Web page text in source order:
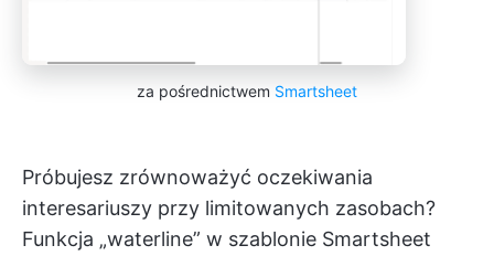
za pośrednictwem Smartsheet
Próbujesz zrównoważyć oczekiwania
interesariuszy przy limitowanych zasobach?
Funkcja „waterline” w szablonie Smartsheet